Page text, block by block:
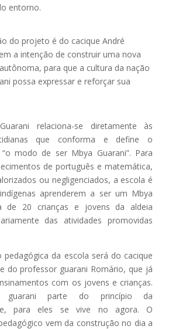
entorno.
do projeto é do cacique André
a intenção de construir uma nova
para que a cultura da nação
possa expressar e reforçar sua
relaciona-se diretamente às
que conforma e define o
modo de ser Mbya Guarani”. Para
de português e matemática,
ou negligenciados, a escola é
aprenderem a ser um Mbya
de 20 crianças e jovens da aldeia
das atividades promovidas
pedagógica da escola será do cacique
do professor guarani Romário, que já
com os jovens e crianças.
guarani parte do princípio da
para eles se vive no agora. O
vem da construção no dia a